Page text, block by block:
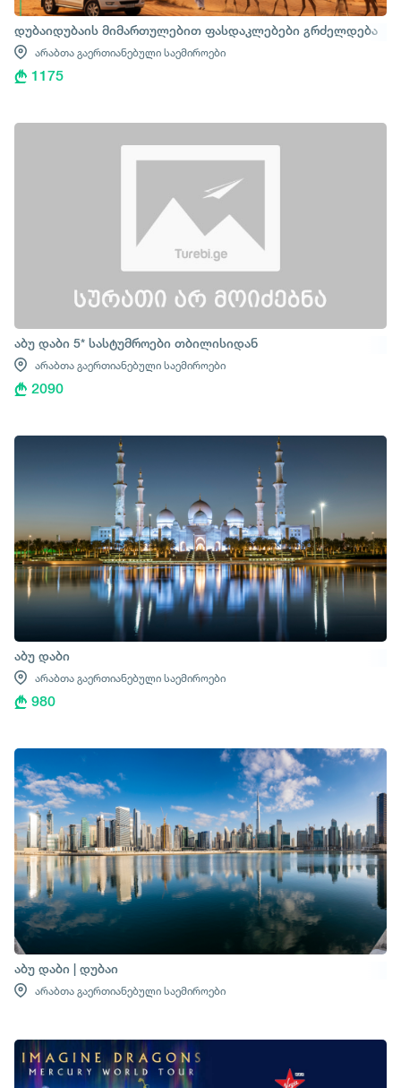
დუბაიდუბაის მიმართულებით ფასდაკლებები გრძელდება
არაბთა გაერთიანებული საემიროები
1175
აბუ დაბი 5* სასტუმროები თბილისიდან
არაბთა გაერთიანებული საემიროები
2090
აბუ დაბი
არაბთა გაერთიანებული საემიროები
980
აბუ დაბი | დუბაი
არაბთა გაერთიანებული საემიროები